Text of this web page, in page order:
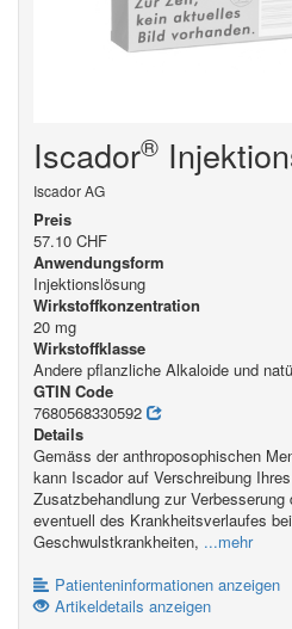
Iscador®
Iscador AG
Preis
57.10 CHF
Anwendungsform
Injektionslösung
Wirkstoffkonzentration
20 mg
Wirkstoffklasse
Andere pflanzliche Alkaloide und
GTIN Code
7680568330592
Details
Gemäss der anthroposophischen
kann Iscador auf Verschreibung
Zusatzbehandlung zur
eventuell des Krankheitsverlaufes
Geschwulstkrankheiten, ...mehr
Patienteninformationen anzeigen
Artikeldetails anzeigen